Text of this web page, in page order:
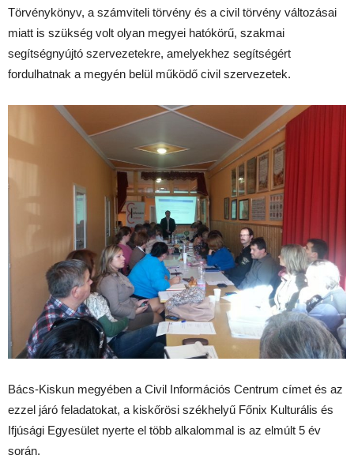
Törvénykönyv, a számviteli törvény és a civil törvény változásai
miatt is szükség volt olyan megyei hatókörű, szakmai
segítségnyújtó szervezetekre, amelyekhez segítségért
fordulhatnak a megyén belül működő civil szervezetek.
Bács-Kiskun megyében a Civil Információs Centrum címet és az
ezzel járó feladatokat, a kiskőrösi székhelyű Főnix Kulturális és
Ifjúsági Egyesület nyerte el több alkalommal is az elmúlt 5 év
során.